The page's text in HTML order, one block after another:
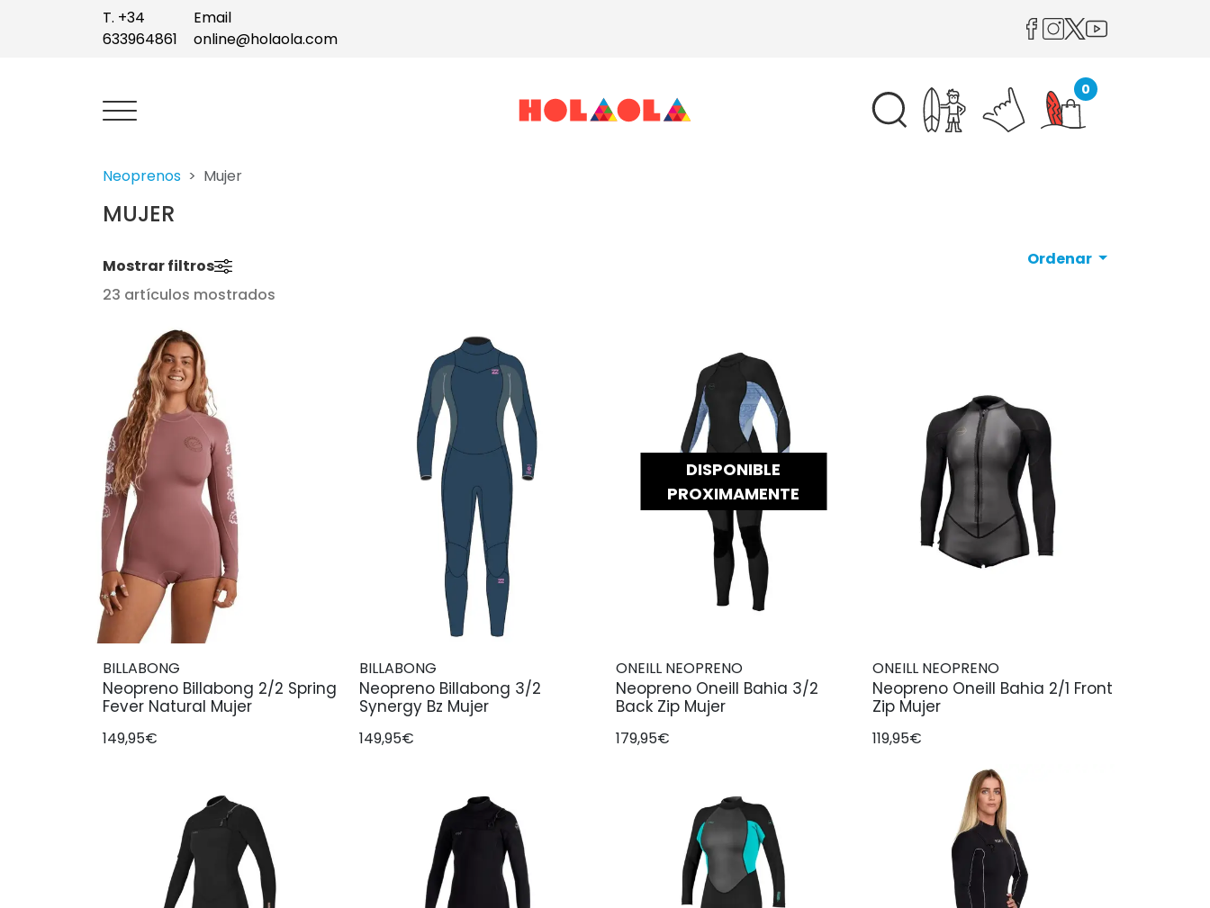
T. +34
633964861
Email
online@holaola.com
0
Neoprenos Mujer
MUJER
Mostrar filtros
Ordenar
23 artículos mostrados
BILLABONG
Neopreno Billabong 2/2 Spring
Fever Natural Mujer
149,95€
BILLABONG
Neopreno Billabong 3/2
Synergy Bz Mujer
149,95€
DISPONIBLE
PROXIMAMENTE
ONEILL NEOPRENO
Neopreno Oneill Bahia 3/2
Back Zip Mujer
179,95€
ONEILL NEOPRENO
Neopreno Oneill Bahia 2/1 Front
Zip Mujer
119,95€